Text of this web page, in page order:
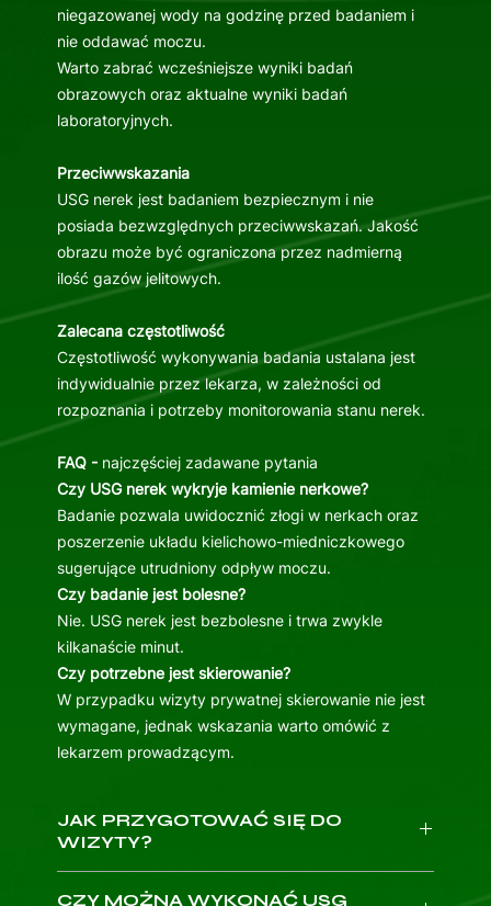
niegazowanej wody na godzinę przed badaniem i
nie oddawać moczu.
Warto zabrać wcześniejsze wyniki badań
obrazowych oraz aktualne wyniki badań
laboratoryjnych.
Przeciwwskazania
USG nerek jest badaniem bezpiecznym i nie
posiada bezwzględnych przeciwwskazań. Jakość
obrazu może być ograniczona przez nadmierną
ilość gazów jelitowych.
Zalecana częstotliwość
Częstotliwość wykonywania badania ustalana jest
indywidualnie przez lekarza, w zależności od
rozpoznania i potrzeby monitorowania stanu nerek.
FAQ - najczęściej zadawane pytania
Czy USG nerek wykryje kamienie nerkowe?
Badanie pozwala uwidocznić złogi w nerkach oraz
poszerzenie układu kielichowo-miedniczkowego
sugerujące utrudniony odpływ moczu.
Czy badanie jest bolesne?
Nie. USG nerek jest bezbolesne i trwa zwykle
kilkanaście minut.
Czy potrzebne jest skierowanie?
W przypadku wizyty prywatnej skierowanie nie jest
wymagane, jednak wskazania warto omówić z
lekarzem prowadzącym.
JAK PRZYGOTOWAĆ SIĘ DO
WIZYTY?
CZY MOŻNA WYKONAĆ USG